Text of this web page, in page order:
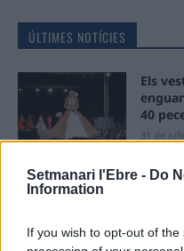
Setmanari l'Ebre - Do
Information
If you wish to opt-out of
ÚLTIMES NOTÍCIES
Els
40
31 de
31 de